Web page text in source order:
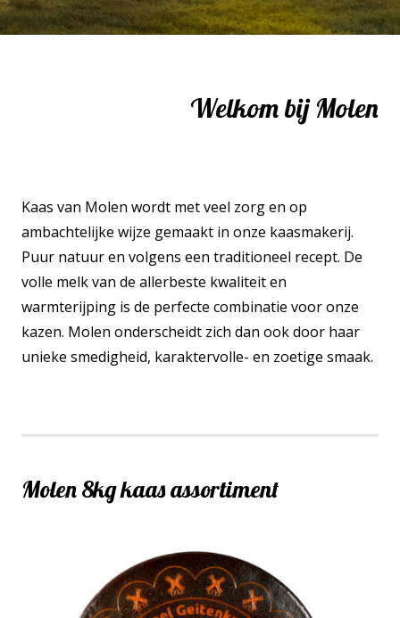
Welkom bij Molen
Kaas van Molen wordt met veel zorg en op
ambachtelijke wijze gemaakt in onze kaasmakerij.
Puur natuur en volgens een traditioneel recept. De
volle melk van de allerbeste kwaliteit en
warmterijping is de perfecte combinatie voor onze
kazen. Molen onderscheidt zich dan ook door haar
unieke smedigheid, karaktervolle- en zoetige smaak.
Molen 8kg kaas assortiment